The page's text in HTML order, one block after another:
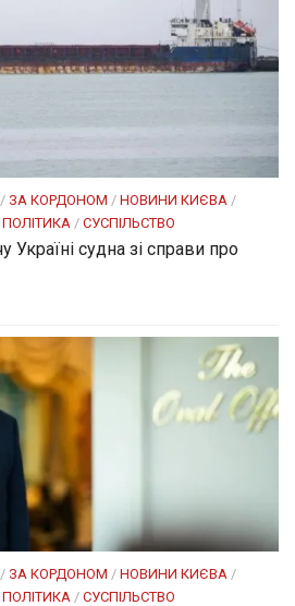
/ ЗА КОРДОНОМ / НОВИНИ КИЄВА /
ПОЛІТИКА / СУСПІЛЬСТВО
Україні судна зі справи про
/ ЗА КОРДОНОМ / НОВИНИ КИЄВА /
ПОЛІТИКА / СУСПІЛЬСТВО